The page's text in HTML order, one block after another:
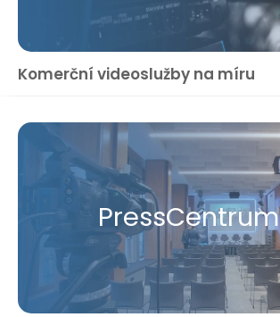
Komerční videoslužby na míru
Press​Centrum